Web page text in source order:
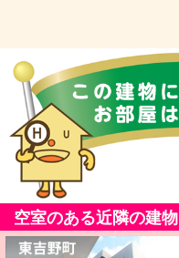
空室のある近隣の建物